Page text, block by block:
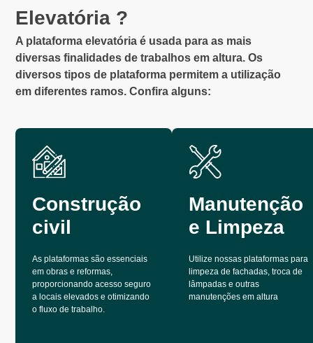
Elevatória ?
A plataforma elevatória é usada para as mais
diversas finalidades de trabalhos em altura. Os
diversos tipos de plataforma permitem a utilização
em diferentes ramos. Confira alguns:
Construção
civil
As plataformas são essenciais
em obras e reformas,
proporcionando acesso seguro
a locais elevados e otimizando
o fluxo de trabalho.
Manutenção
e Limpeza
Utilize nossas plataformas para
limpeza de fachadas, troca de
lâmpadas e outras
manutenções em altura